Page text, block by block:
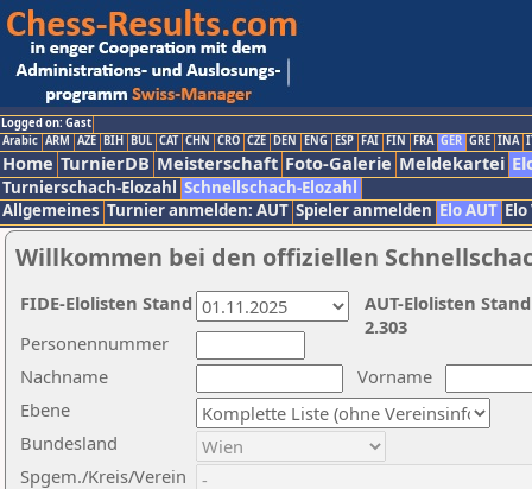
Logged on: Gast
Arabic ARM AZE BIH BUL CAT CHN CRO CZE DEN ENG ESP FAI FIN FRA GER GRE INA
Home TurnierDB Meisterschaft Foto-Galerie Meldekartei
Turnierschach-Elozahl Schnellschach-Elozahl
Allgemeines Turnier anmelden: AUT Spieler anmelden Elo AUT
Willkommen bei den offiziellen
Nachname
Vorname
Ebene
Personennummer
Bundesland
Spgem./Kreis/Verein
AUT-Elolisten
2.303
FIDE-Elolisten Stand